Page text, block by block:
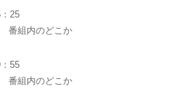
25
番組内のどこか
55
番組内のどこか